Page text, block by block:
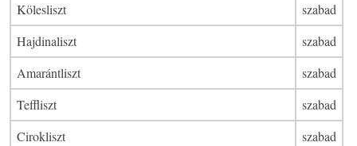
Kölesliszt
szabad
Hajdinaliszt
szabad
Amarántliszt
szabad
Teffliszt
szabad
Cirokliszt
szabad